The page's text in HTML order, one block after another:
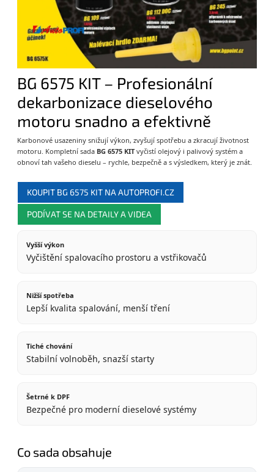
BG 6575 KIT – Profesionální
dekarbonizace dieselového
motoru snadno a efektivně
Karbonové usazeniny snižují výkon, zvyšují spotřebu a zkracují životnost
motoru. Kompletní sada BG 6575 KITvyčistí olejový i palivový systém a
obnoví tah vašeho dieselu – rychle, bezpečně a s výsledkem, který je znát.
KOUPIT BG 6575 KIT NA AUTOPROFI.CZ
PODÍVAT SE NA DETAILY A VIDEA
Vyšší výkon
Vyčištění spalovacího prostoru a vstřikovačů
Nižší spotřeba
Lepší kvalita spalování, menší tření
Tiché chování
Stabilní volnoběh, snazší starty
Šetrné k DPF
Bezpečné pro moderní dieselové systémy
Co sada obsahuje